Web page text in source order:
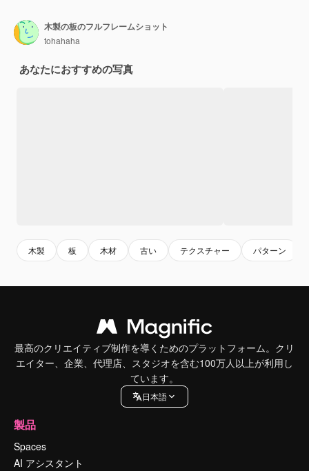
木製の板のフルフレームショット
tohahaha
あなたにおすすめの写真
木製 板 木材 古い テクスチャー パターン
最高のクリエイティブ制作を導くためのプラットフォーム。クリ
エイター、企業、代理店、スタジオを含む100万人以上が利用し
ています。
日本語
製品
Spaces
AI アシスタント